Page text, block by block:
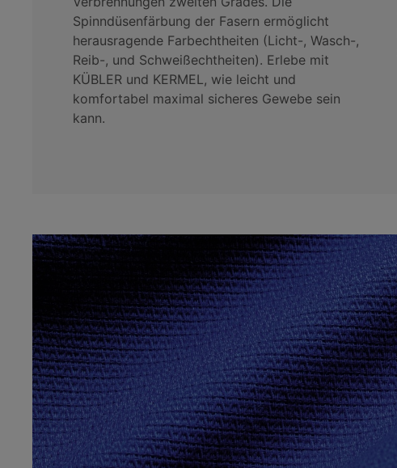
Spinndüsenfärbung der Fasern ermöglicht
herausragende Farbechtheiten (Licht-, Wasch-,
Reib-, und Schweißechtheiten). Erlebe mit
KÜBLER und KERMEL, wie leicht und
komfortabel maximal sicheres Gewebe sein
kann.